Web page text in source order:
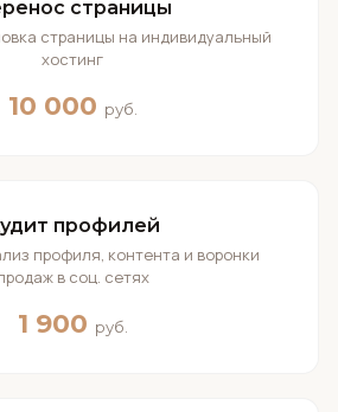
страницы
страницы на индивидуальный
хостинг
10 000 руб.
профилей
профиля, контента и воронки
в соц. сетях
1 900 руб.